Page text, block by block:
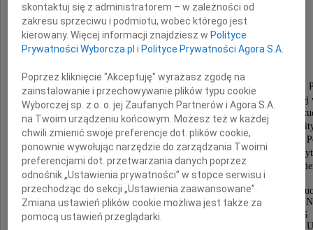
Edward Olszewski
Urodzony 6 marca 1942 r. w Olszewnicy, pow. Radzyń
Absolwent historii Uniwersytetu Marii Curie-
Z UMCS związany zawodowo od 1967 r., pracował w:
Politycznych, Międzyuczelnianym Instytucie Nauk
Instytucie Nauk Politycznych, a ostatecznie na Wydziale
aż do przejścia na emeryturę w 2012 r. W
Marii Curie-Skłodowskiej przeszedł wszystkie szczeble
od asystenta do profesora (od 1994 r.).
Pan Profesor Edward Olszewski od 1973 r. kierował Zakładem
w latach 1982-1990 pełnił funkcję dyrektora
(na prawach wydziału), a w latach 1993-1996
prodziekana ds. dydaktycznych Wydziału Politologii
skontaktuj się z administratorem – w zależności od
zakresu sprzeciwu i podmiotu, wobec którego jest
kierowany. Więcej informacji znajdziesz w Polityce
Prywatności Wyborcza.pl i Polityce Prywatności Agora S.A.
Poprzez kliknięcie "Akceptuję" wyrażasz zgodę na
zainstalowanie i przechowywanie plików typu cookie
Wyborczej sp. z o. o. jej Zaufanych Partnerów i Agora S.A.
na Twoim urządzeniu końcowym. Możesz też w każdej
chwili zmienić swoje preferencje dot. plików cookie,
ponownie wywołując narzędzie do zarządzania Twoimi
preferencjami dot. przetwarzania danych poprzez
odnośnik „Ustawienia prywatności” w stopce serwisu i
przechodząc do sekcji „Ustawienia zaawansowane”.
Zmiana ustawień plików cookie możliwa jest także za
pomocą ustawień przeglądarki.